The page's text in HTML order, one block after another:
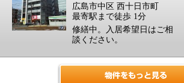
広島市中区 西十日市町
最寄駅まで徒歩 1分
修繕中。入居希望日はご相
談ください。